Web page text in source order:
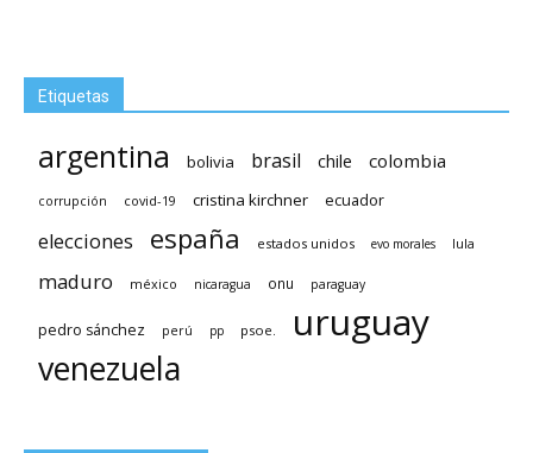
Etiquetas
argentina bolivia brasil chile colombia
corrupción covid-19 cristina kirchner ecuador
elecciones españa estados unidos evo morales lula
maduro méxico nicaragua onu paraguay
pedro sánchez perú pp psoe. uruguay
venezuela